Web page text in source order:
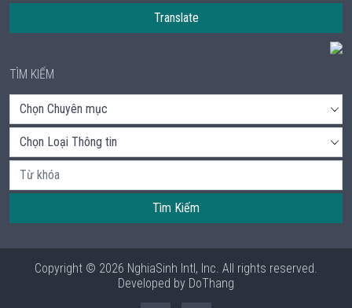
Translate
TÌM KIẾM
Tìm Kiếm
Copyright © 2026 NghiaSinh Intl, Inc. All rights reserved.
Developed by DoThang